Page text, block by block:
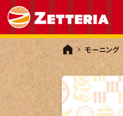
モーニング